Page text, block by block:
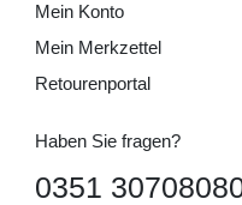
Mein Konto
Mein Merkzettel
Retourenportal
Haben Sie fragen?
0351